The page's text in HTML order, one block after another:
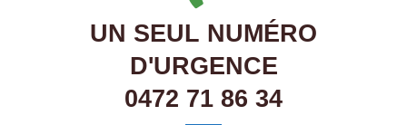
UN SEUL NUMÉRO
D'URGENCE
0472 71 86 34